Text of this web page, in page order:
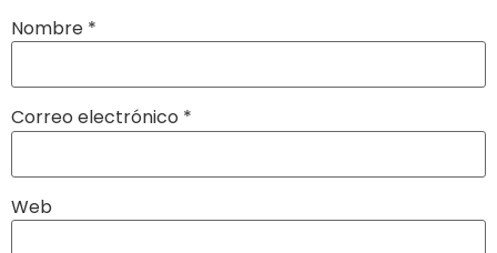
Nombre *
Correo electrónico *
Web